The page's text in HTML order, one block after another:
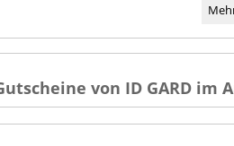
von ID GARD im